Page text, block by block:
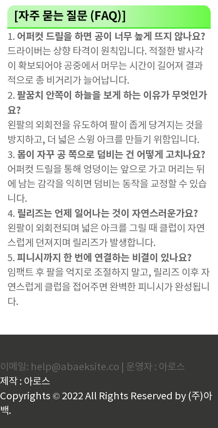
[자주 묻는 질문 (FAQ)]
1. 어퍼컷 드릴을 하면 공이 너무 높게 뜨지 않나요?
드라이버는 상향 타격이 원칙입니다. 적절한 발사각
이 확보되어야 공중에서 머무는 시간이 길어져 결과
적으로 총 비거리가 늘어납니다.
2. 팔꿈치 안쪽이 하늘을 보게 하는 이유가 무엇인가
요?
왼팔의 외회전을 유도하여 팔이 좁게 당겨지는 것을
방지하고, 더 넓은 스윙 아크를 만들기 위함입니다.
3. 몸이 자꾸 공 쪽으로 덤비는 건 어떻게 고치나요?
어퍼컷 드릴을 통해 엉덩이는 앞으로 가고 머리는 뒤
에 남는 감각을 익히면 덤비는 동작을 교정할 수 있습
니다.
4. 릴리즈는 언제 일어나는 것이 자연스러운가요?
왼팔이 외회전되며 넓은 아크를 그릴 때 클럽이 자연
스럽게 던져지며 릴리즈가 발생합니다.
5. 피니시까지 한 번에 연결하는 비결이 있나요?
임팩트 후 팔을 억지로 조절하지 말고, 릴리즈 이후 자
연스럽게 클럽을 접어주면 완벽한 피니시가 완성됩니
다.
이메일: help@abaeksite.co | 운영자 : 아로스
제작 : 아로스
Copyrights © 2022 All Rights Reserved by (주)아
백.